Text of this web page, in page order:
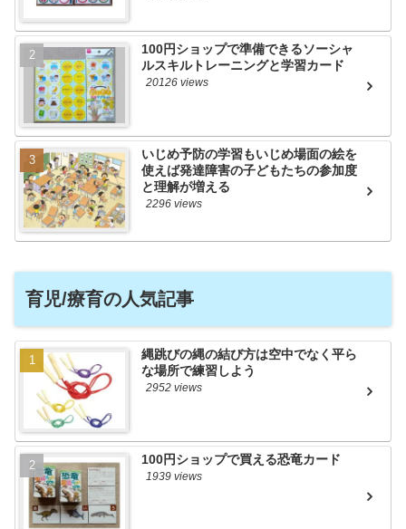
100円ショップで準備できるソーシャ
ルスキルトレーニングと学習カード
20126 views
いじめ予防の学習もいじめ場面の絵を
使えば発達障害の子どもたちの参加度
と理解が増える
2296 views
育児/療育の人気記事
縄跳びの縄の結び方は空中でなく平ら
な場所で練習しよう
2952 views
100円ショップで買える恐竜カード
1939 views